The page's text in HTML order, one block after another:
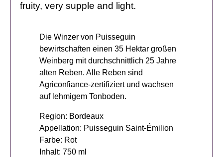
fruity, very supple and light.
Die Winzer von Puisseguin
bewirtschaften einen 35 Hektar großen
Weinberg mit durchschnittlich 25 Jahre
alten Reben. Alle Reben sind
Agriconfiance-zertifiziert und wachsen
auf lehmigem Tonboden.
Region: Bordeaux
Appellation: Puisseguin Saint-Émilion
Farbe: Rot
Inhalt: 750 ml